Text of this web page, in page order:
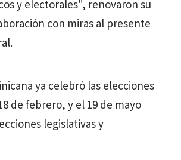
y electorales", renovaron su
con miras al presente
ya celebró las elecciones
de febrero, y el 19 de mayo
legislativas y